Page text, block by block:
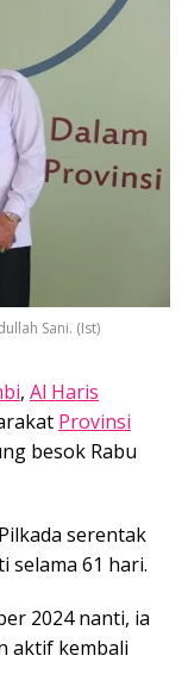
Sani. (Ist)
, Al Haris
Provinsi
besok Rabu
serentak
selama 61 hari.
2024 nanti, ia
aktif kembali